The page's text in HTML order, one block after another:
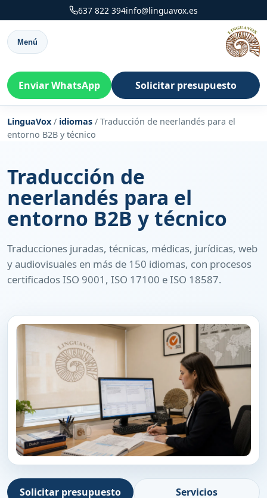
637 822 394info@linguavox.es
Menú
Enviar WhatsApp Solicitar presupuesto
LinguaVox / idiomas / Traducción de neerlandés para el
entorno B2B y técnico
Traducción de
neerlandés para el
entorno B2B y técnico
Traducciones juradas, técnicas, médicas, jurídicas, web
y audiovisuales en más de 150 idiomas, con procesos
certificados ISO 9001, ISO 17100 e ISO 18587.
Solicitar presupuesto Servicios